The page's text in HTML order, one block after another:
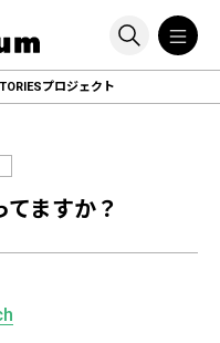
プロジェクト
ますか？